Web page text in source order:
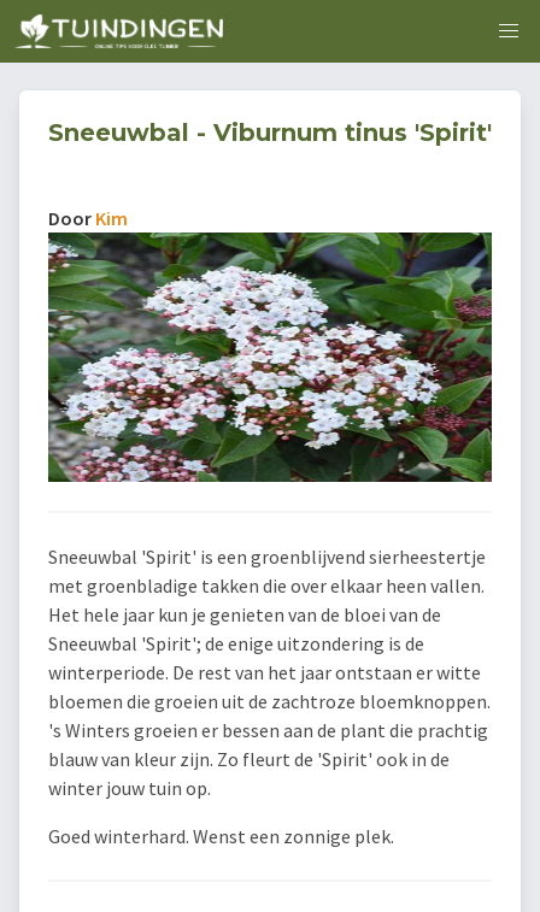
Sneeuwbal - Viburnum tinus 'Spirit'
Door Kim
Sneeuwbal 'Spirit' is een groenblijvend sierheestertje
met groenbladige takken die over elkaar heen vallen.
Het hele jaar kun je genieten van de bloei van de
Sneeuwbal 'Spirit'; de enige uitzondering is de
winterperiode. De rest van het jaar ontstaan er witte
bloemen die groeien uit de zachtroze bloemknoppen.
's Winters groeien er bessen aan de plant die prachtig
blauw van kleur zijn. Zo fleurt de 'Spirit' ook in de
winter jouw tuin op.
Goed winterhard. Wenst een zonnige plek.